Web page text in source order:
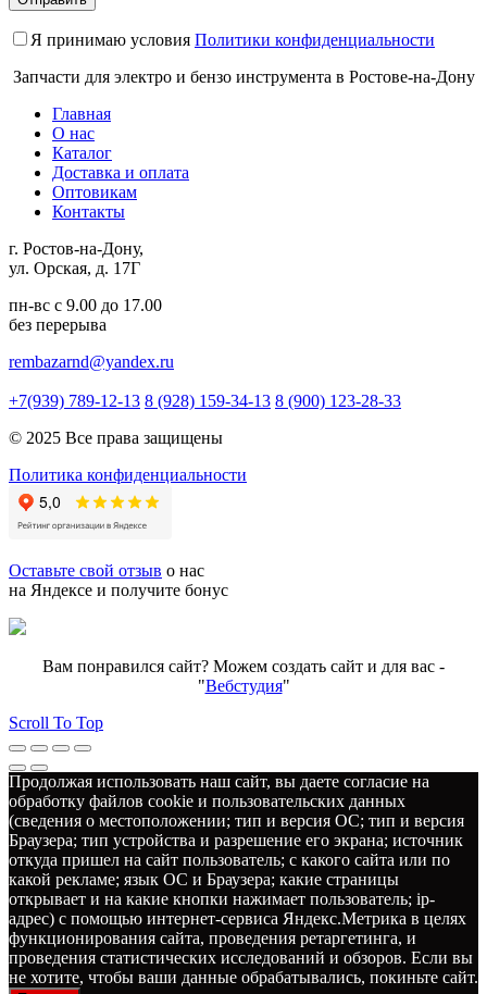
Я принимаю условия Политики конфиденциальности
Запчасти для электро и бензо инструмента в Ростове-на-Дону
Главная
О нас
Каталог
Доставка и оплата
Оптовикам
Контакты
г. Ростов-на-Дону,
ул. Орская, д. 17Г
пн-вс с 9.00 до 17.00
без перерыва
rembazarnd@yandex.ru
+7(939) 789-12-13 8 (928) 159-34-13 8 (900) 123-28-33
© 2025 Все права защищены
Политика конфиденциальности
Оставьте свой отзыв о нас
на Яндексе и получите бонус
Вам понравился сайт? Можем создать сайт и для вас -
"Вебстудия"
Scroll To Top
Продолжая использовать наш сайт, вы даете согласие на
обработку файлов cookie и пользовательских данных
(сведения о местоположении; тип и версия ОС; тип и версия
Браузера; тип устройства и разрешение его экрана; источник
откуда пришел на сайт пользователь; с какого сайта или по
какой рекламе; язык ОС и Браузера; какие страницы
открывает и на какие кнопки нажимает пользователь; ip-
адрес) с помощью интернет-сервиса Яндекс.Метрика в целях
функционирования сайта, проведения ретаргетинга, и
проведения статистических исследований и обзоров. Если вы
не хотите, чтобы ваши данные обрабатывались, покиньте сайт.